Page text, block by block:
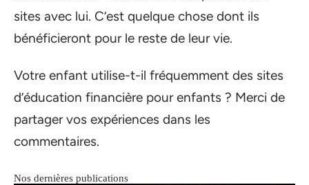
sites avec lui. C’est quelque chose dont ils
bénéficieront pour le reste de leur vie.
Votre enfant utilise-t-il fréquemment des sites
d’éducation financière pour enfants ? Merci de
partager vos expériences dans les
commentaires.
Nos dernières publications